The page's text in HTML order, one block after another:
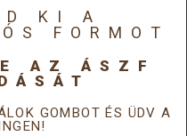
KI A
FORMOT
AZ ÁSZF
GOMBOT ÉS ÜDV A